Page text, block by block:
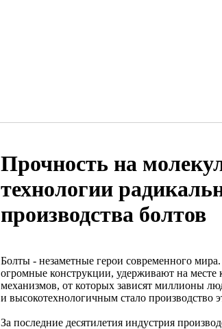
Прочность на
технологии
производства болтов
Болты - незаметные герои современного
огромные конструкции, удерживают на
механизмов, от которых зависят миллионы
и высокотехнологичным стало производство
За последние десятилетия индустрия